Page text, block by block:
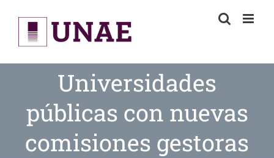
content
Universidades
públicas con nuevas
comisiones gestoras